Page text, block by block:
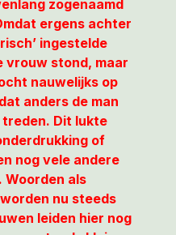
zogenaamd
ergens achter
ingestelde
vrouw stond, maar
nauwelijks op
anders de man
Dit lukte
of
nog vele andere
als
nu steeds
leiden hier nog